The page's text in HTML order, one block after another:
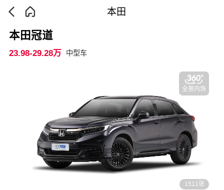
本田
全景内饰
1511张
本田冠道
23.98-29.28万 中型车